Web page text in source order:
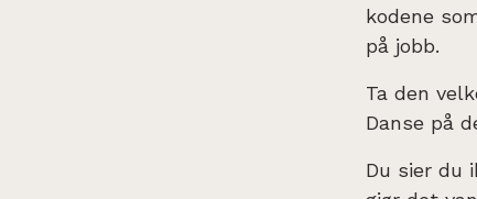
kodene
på jobb.
Ta den
Danse på
Du sier du